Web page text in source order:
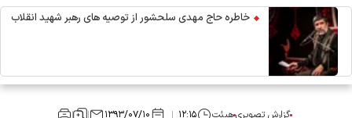
خاطره حاج مهدی سلحشور از توصیه های رهبر شهید انقلاب
گزارش تصویریهیئت ۱۲:۱۵ ۱۳۹۳/۰۷/۱۰